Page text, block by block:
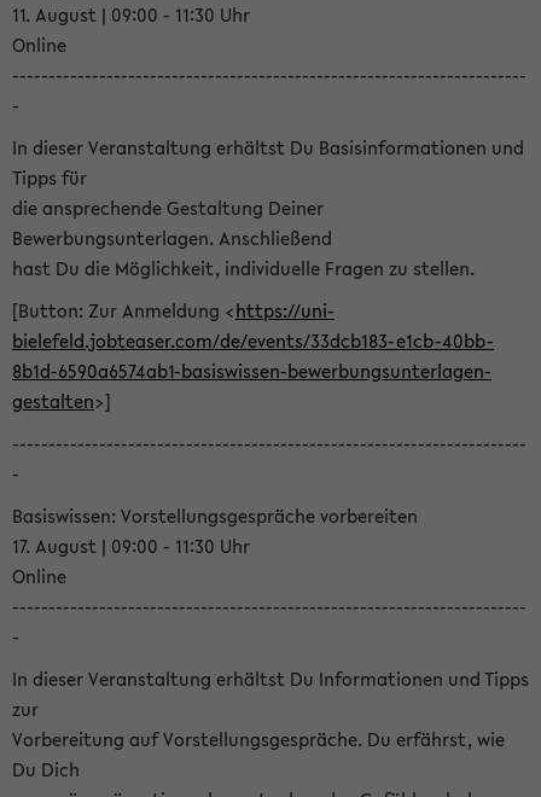
11. August | 09:00 - 11:30 Uhr
Online
-----------------------------------------------------------------------
-
In dieser Veranstaltung erhältst Du Basisinformationen und
Tipps für
die ansprechende Gestaltung Deiner
Bewerbungsunterlagen. Anschließend
hast Du die Möglichkeit, individuelle Fragen zu stellen.
[Button: Zur Anmeldung <https://uni-
bielefeld.jobteaser.com/de/events/33dcb183-e1cb-40bb-
8b1d-6590a6574ab1-basiswissen-bewerbungsunterlagen-
gestalten>]
-----------------------------------------------------------------------
-
Basiswissen: Vorstellungsgespräche vorbereiten
17. August | 09:00 - 11:30 Uhr
Online
-----------------------------------------------------------------------
-
In dieser Veranstaltung erhältst Du Informationen und Tipps
zur
Vorbereitung auf Vorstellungsgespräche. Du erfährst, wie
Du Dich